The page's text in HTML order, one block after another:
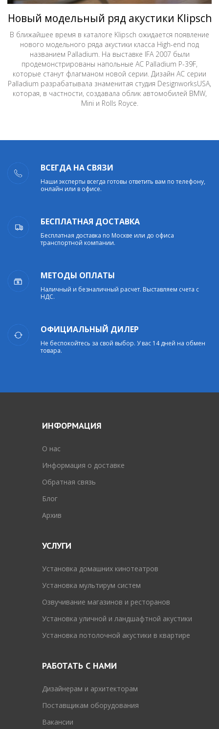
Новый модельный ряд акустики Klipsch
В ближайшее время в каталоге Klipsch ожидается появление
нового модельного ряда акустики класса High-end под
названием Palladium. На выставке IFA 2007 были
продемонстрированы напольные АС Palladium P-39F,
которые станут флагманом новой серии. Дизайн АС серии
Palladium разрабатывала знаменитая студия DesignworksUSA,
которая, в частности, создавала облик автомобилей BMW,
Mini и Rolls Royce.
ВСЕГДА НА СВЯЗИ
Наши эксперты всегда готовы ответить вам по телефону,
онлайн или в офисе.
БЕСПЛАТНАЯ ДОСТАВКА
Бесплатная доставка по Москве или до офиса
транспортной компании.
МЕТОДЫ ОПЛАТЫ
Наличный и безналичный расчет. Выставляем счета с
НДС.
ОФИЦИАЛЬНЫЙ ДИЛЕР
Не беспокойтесь за свой выбор. У вас 14 дней на обмен
товара.
ИНФОРМАЦИЯ
O нас
Информация о доставке
Обратная связь
Блог
Архив
УСЛУГИ
Установка домашних кинотеатров
Установка мультирум систем
Озвучивание магазинов и ресторанов
Установка уличной и ландшафтной акустики
Установка потолочной акустики в квартире
РАБОТАТЬ С НАМИ
Дизайнерам и архитекторам
Поставщикам оборудования
Вакансии